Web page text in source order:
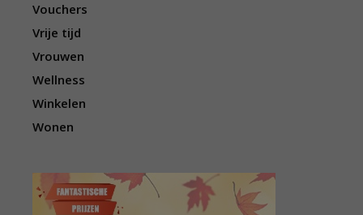
Vouchers
Vrije tijd
Vrouwen
Wellness
Winkelen
Wonen